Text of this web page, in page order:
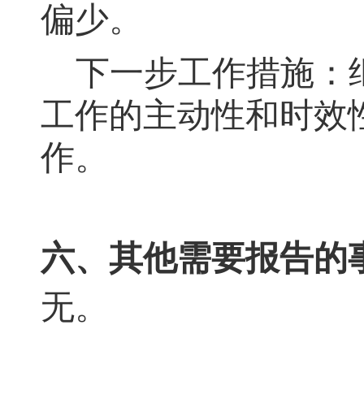
偏少。
下一步工作措施：
工作的主动性和时效
作。
六、其他需要报告的
无。